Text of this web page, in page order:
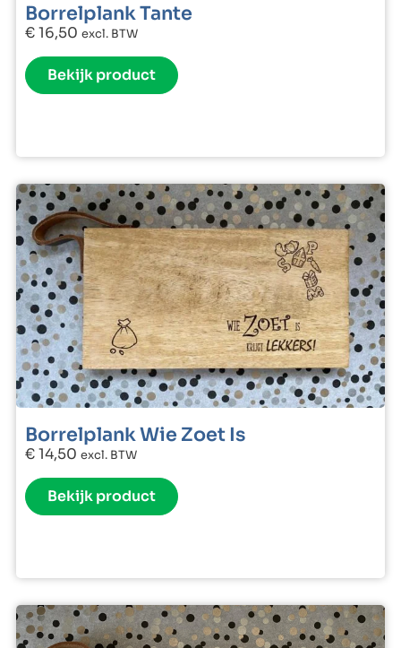
Borrelplank Tante
€16,50 excl. BTW
Bekijk product
Borrelplank Wie Zoet Is
€14,50 excl. BTW
Bekijk product